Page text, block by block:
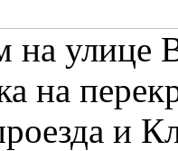
на улице
на
и